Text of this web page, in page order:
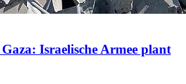
Israelische Armee plant